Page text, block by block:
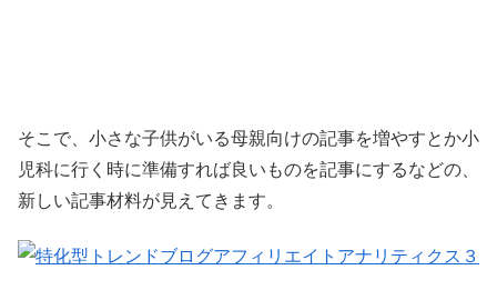
そこで、小さな子供がいる母親向けの記事を増やすとか小
児科に行く時に準備すれば良いものを記事にするなどの、
新しい記事材料が見えてきます。